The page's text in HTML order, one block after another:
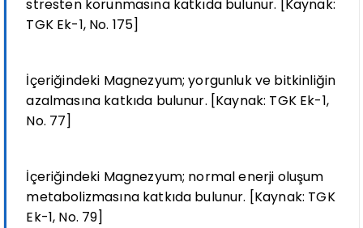
stresten korunmasına katkıda bulunur. [Kaynak:
TGK Ek-1, No. 175]
İçeriğindeki Magnezyum; yorgunluk ve bitkinliğin
azalmasına katkıda bulunur. [Kaynak: TGK Ek-1,
No. 77]
İçeriğindeki Magnezyum; normal enerji oluşum
metabolizmasına katkıda bulunur. [Kaynak: TGK
Ek-1, No. 79]